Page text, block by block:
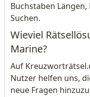
Buchstaben
Suchen.
Wieviel
Marine?
Auf
Nutzer helfen uns,
neue Fragen